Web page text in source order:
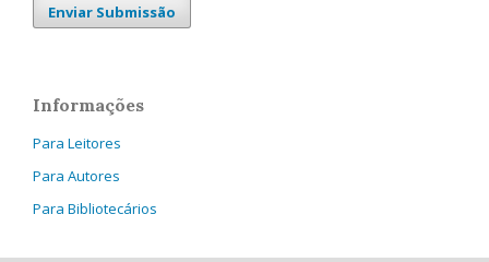
Enviar Submissão
Informações
Para Leitores
Para Autores
Para Bibliotecários